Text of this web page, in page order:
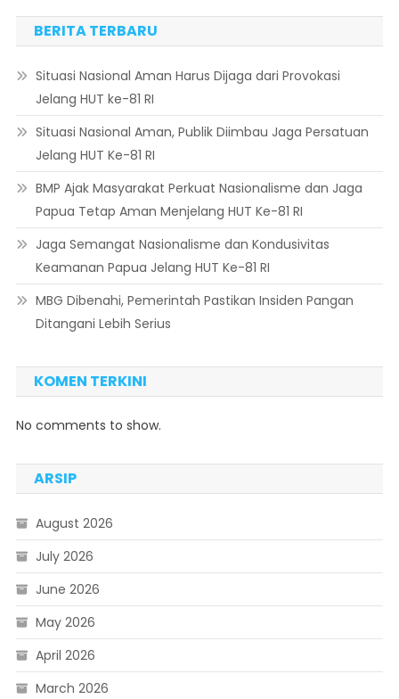
BERITA TERBARU
Situasi Nasional Aman Harus Dijaga dari Provokasi
Jelang HUT ke-81 RI
Situasi Nasional Aman, Publik Diimbau Jaga Persatuan
Jelang HUT Ke-81 RI
BMP Ajak Masyarakat Perkuat Nasionalisme dan Jaga
Papua Tetap Aman Menjelang HUT Ke-81 RI
Jaga Semangat Nasionalisme dan Kondusivitas
Keamanan Papua Jelang HUT Ke-81 RI
MBG Dibenahi, Pemerintah Pastikan Insiden Pangan
Ditangani Lebih Serius
KOMEN TERKINI
No comments to show.
ARSIP
August 2026
July 2026
June 2026
May 2026
April 2026
March 2026